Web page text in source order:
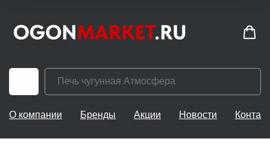
О компании Бренды Акции Новости